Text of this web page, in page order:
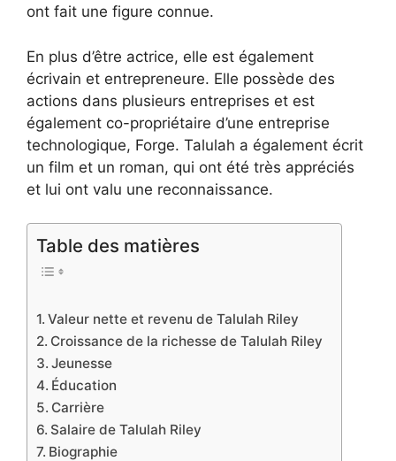
ont fait une figure connue.
En plus d’être actrice, elle est également
écrivain et entrepreneure. Elle possède des
actions dans plusieurs entreprises et est
également co-propriétaire d’une entreprise
technologique, Forge. Talulah a également écrit
un film et un roman, qui ont été très appréciés
et lui ont valu une reconnaissance.
Table des matières
Valeur nette et revenu de Talulah Riley
Croissance de la richesse de Talulah Riley
Jeunesse
Éducation
Carrière
Salaire de Talulah Riley
Biographie